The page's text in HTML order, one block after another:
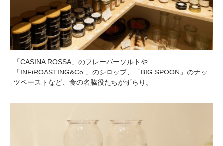
「CASINA ROSSA」のフレーバーソルトや
「INFiROASTING&Co.」のシロップ、「BIG SPOON」のナッ
ツペーストなど、食の名脇役たちがずらり。